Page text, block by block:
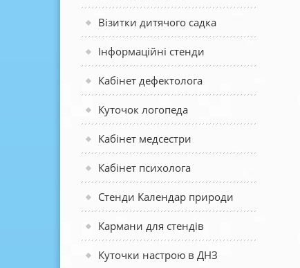
Візитки дитячого садка
Інформаційні стенди
Кабінет дефектолога
Куточок логопеда
Кабінет медсестри
Кабінет психолога
Стенди Календар природи
Кармани для стендів
Куточки настрою в ДНЗ